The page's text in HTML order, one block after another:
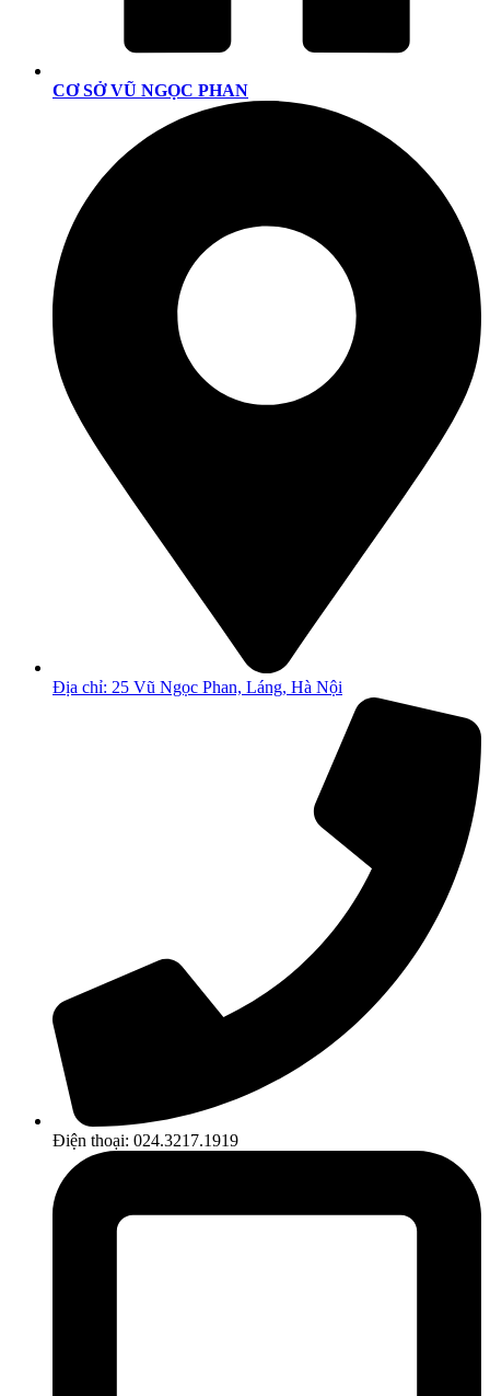
CƠ SỞ VŨ NGỌC PHAN
Địa chỉ: 25 Vũ Ngọc Phan, Láng, Hà Nội
Điện thoại: 024.3217.1919